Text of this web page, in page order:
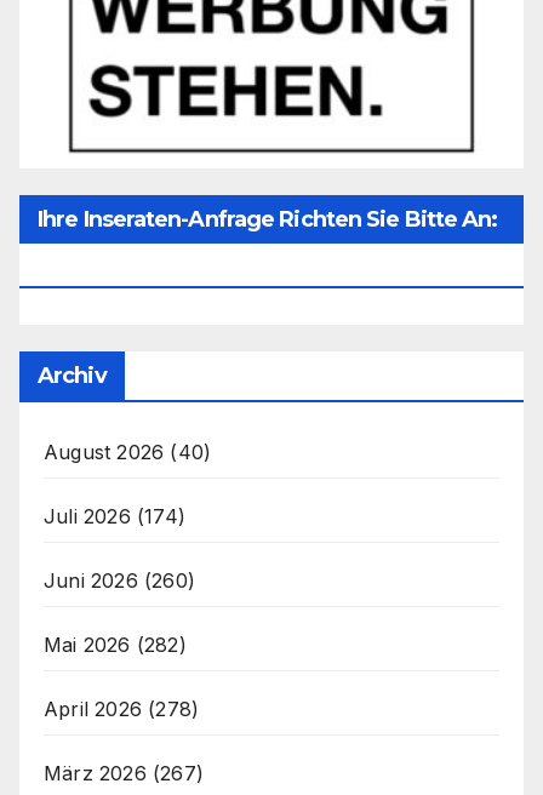
Ihre Inseraten-Anfrage Richten Sie Bitte An:
Archiv
August 2026 (40)
Juli 2026 (174)
Juni 2026 (260)
Mai 2026 (282)
April 2026 (278)
März 2026 (267)